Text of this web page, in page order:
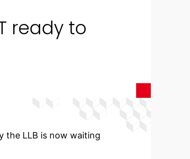
ready to
the LLB is now waiting